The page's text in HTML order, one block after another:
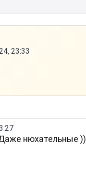
23:33
нюхательные ))